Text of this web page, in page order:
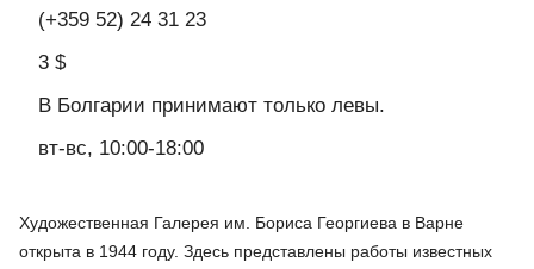
(+359 52) 24 31 23
3 $
В Болгарии принимают только левы.
вт-вс, 10:00-18:00
Художественная Галерея им. Бориса Георгиева в Варне
открыта в 1944 году. Здесь представлены работы известных